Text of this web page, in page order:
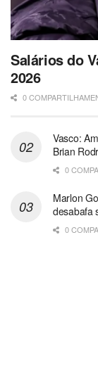
Salários do
2026
0
Vasco:
Brian
0
Marlon
desabafa
0